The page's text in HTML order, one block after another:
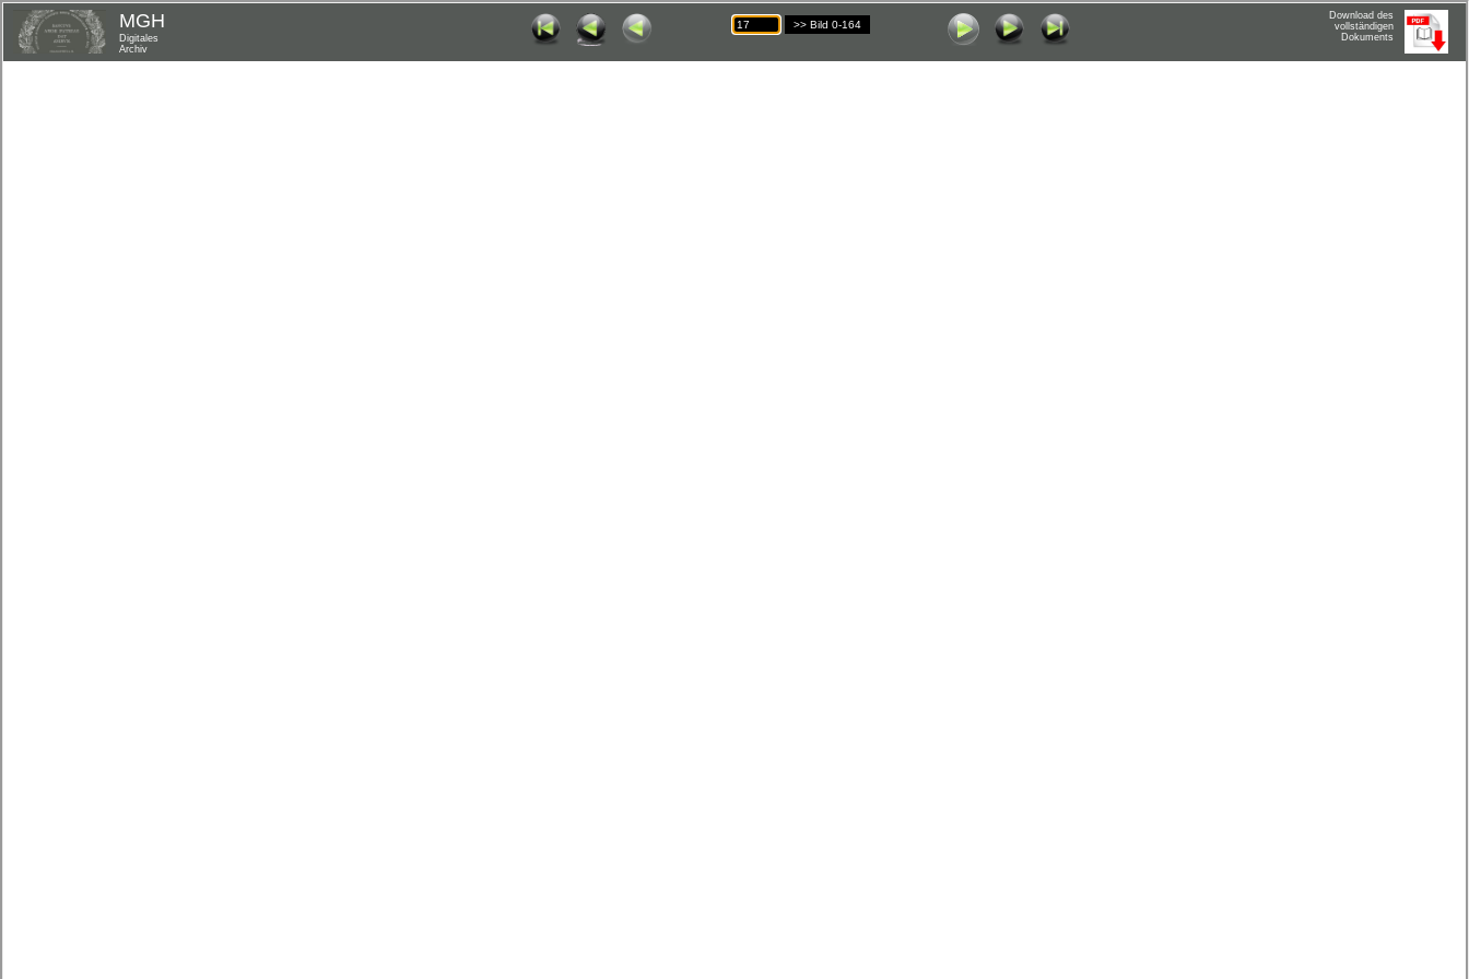
MGH
Digitales
Archiv
Download des
vollständigen
Dokuments